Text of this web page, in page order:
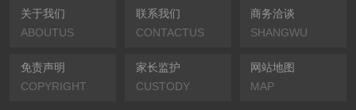
关于我们
ABOUTUS
联系我们
CONTACTUS
商务洽谈
SHANGWU
免责声明
COPYRIGHT
家长监护
CUSTODY
网站地图
MAP